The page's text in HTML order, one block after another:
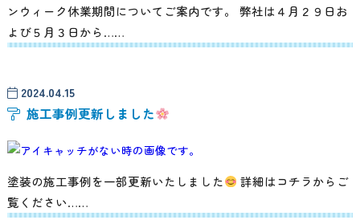
ンウィーク休業期間についてご案内です。 弊社は４月２９日お
よび５月３日から……
2024.04.15
施工事例更新しました
塗装の施工事例を一部更新いたしました
詳細はコチラからご
覧ください……